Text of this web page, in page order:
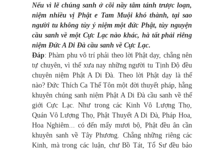
Nếu vì lẽ chúng sanh ở cõi nầy tâm tánh trược loạn,
niệm nhiều vị Phật e Tam Muội khó thành, tại sao
người tu không tùy ý niệm một đức Phật, tùy nguyện
cầu sanh về một Cực Lạc nào khác, hà tất phải riêng
niệm Đức A Di Đà cầu sanh về Cực Lạc.
Đáp: Phàm phu vô trí phải theo lời Phật dạy, chẳng nên
tự chuyên, vì thế xưa nay những người tu Tịnh Độ đều
chuyên niệm Phật A Di Đà. Theo lời Phật dạy là thế
nào? Đức Thích Ca Thế Tôn một đời thuyết pháp, hằng
khuyên chúng sanh niệm Phật A Di Đà cầu sanh về thế
giới Cực Lạc. Như trong các Kinh Vô Lượng Thọ,
Quán Vô Lượng Thọ, Phật Thuyết A Di Đà, Pháp Hoa,
Hoa Nghiêm... có đến mấy mươi bộ, Phật đều ân cần
khuyên sanh về Tây Phương. Chẳng những riêng các
Kinh, mà trong các luận, chư Bồ Tát, Tổ Sư đều bảo